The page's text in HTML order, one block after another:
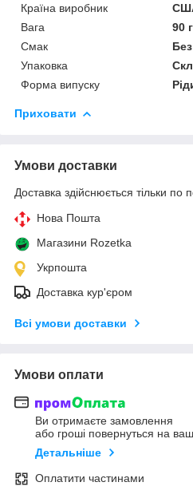
Країна виробник
Вага
90 г
Смак
Упаковка
Форма випуску
Приховати
Умови доставки
Доставка здійснюється тільки по
Нова Пошта
Магазини Rozetka
Укрпошта
Доставка кур'єром
Всі умови доставки
Умови оплати
Ви отримаєте замовлення
або гроші повернуться на
Детальніше
Оплатити частинами